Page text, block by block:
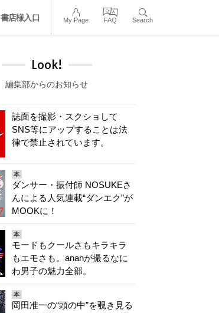
書店様入口 My Page FAQ Search
Look!
編集部からのお知らせ
誌面を撮影・スクショして
SNS等にアップすることは法
律で禁止されています。
本
ダンサー・振付師 NOSUKEさ
んによる人気連載“ダンエク”が
MOOKに！
本
モードもクールさもキラキラ
もエモさも。ananが撮るなに
わ男子の魅力全部。
本
岡田准一の“頭の中”を覗き見る